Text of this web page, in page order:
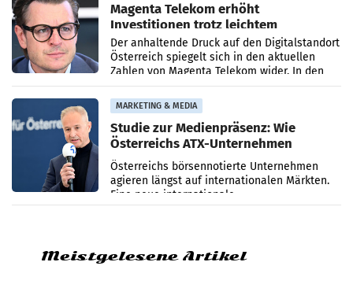
Magenta Telekom erhöht
Investitionen trotz leichtem
Umsatzrückgang
Der anhaltende Druck auf den Digitalstandort
Österreich spiegelt sich in den aktuellen
Zahlen von Magenta Telekom wider. In den
ersten sechs Monaten des laufenden Jahres
verzeichnete
MARKETING & MEDIA
Studie zur Medienpräsenz: Wie
Österreichs ATX-Unternehmen
international wahrgenommen
werden
Österreichs börsennotierte Unternehmen
agieren längst auf internationalen Märkten.
Eine neue internationale
Medienresonanzanalyse untersucht die
Meistgelesene Artikel